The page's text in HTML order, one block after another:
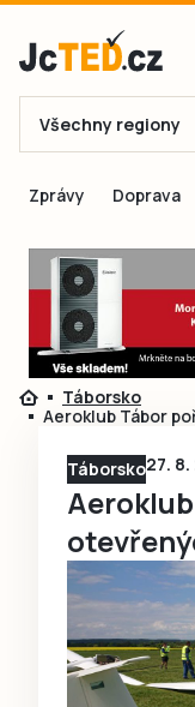
E-mail
Ještě
Všechny regiony
Zprávy Doprava
Táborsko
Aeroklub Tábor
Táborsko27. 8.